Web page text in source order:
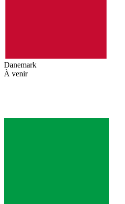
Danemark
À venir